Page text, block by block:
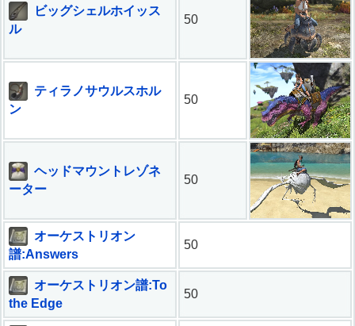
ビッグシェルホイッス
ル
50
ティラノサウルスホル
ン
50
ヘッドマウントレゾネ
ーター
50
オーケストリオン
譜:Answers
50
オーケストリオン譜:To
the Edge
50